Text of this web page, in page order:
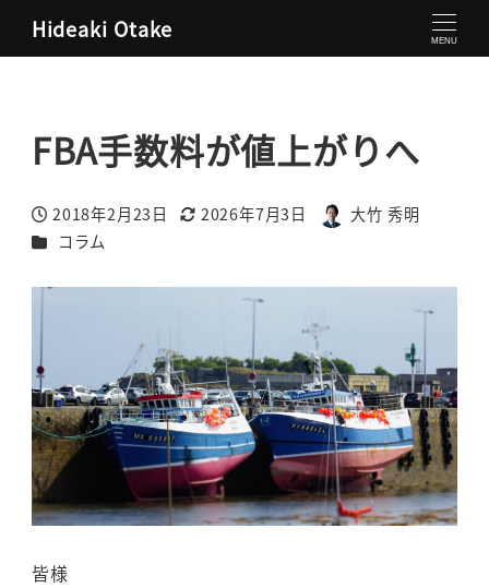
Hideaki Otake MENU
大竹秀明 公式サイト
FBA手数料が値上がりへ
投稿日
2018年2月23日
更新日
2026年7月3日
著
大竹 秀明
カテゴリー
コラム
皆様